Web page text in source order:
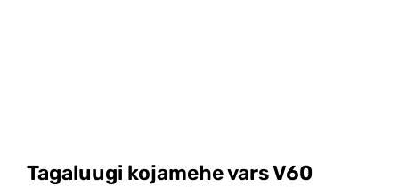
Tagaluugi kojamehe vars V60